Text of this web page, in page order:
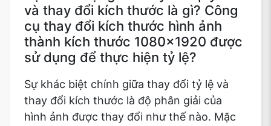
và thay đổi kích thước là gì? Công
cụ thay đổi kích thước hình ảnh
thành kích thước 1080x1920 được
sử dụng để thực hiện tỷ lệ?
Sự khác biệt chính giữa thay đổi tỷ lệ và
thay đổi kích thước là độ phân giải của
hình ảnh được thay đổi như thế nào. Mặc